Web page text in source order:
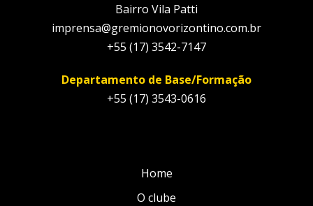
Bairro Vila Patti
imprensa@gremionovorizontino.com.br
+55 (17) 3542-7147
Departamento de Base/Formação
+55 (17) 3543-0616
Home
O clube